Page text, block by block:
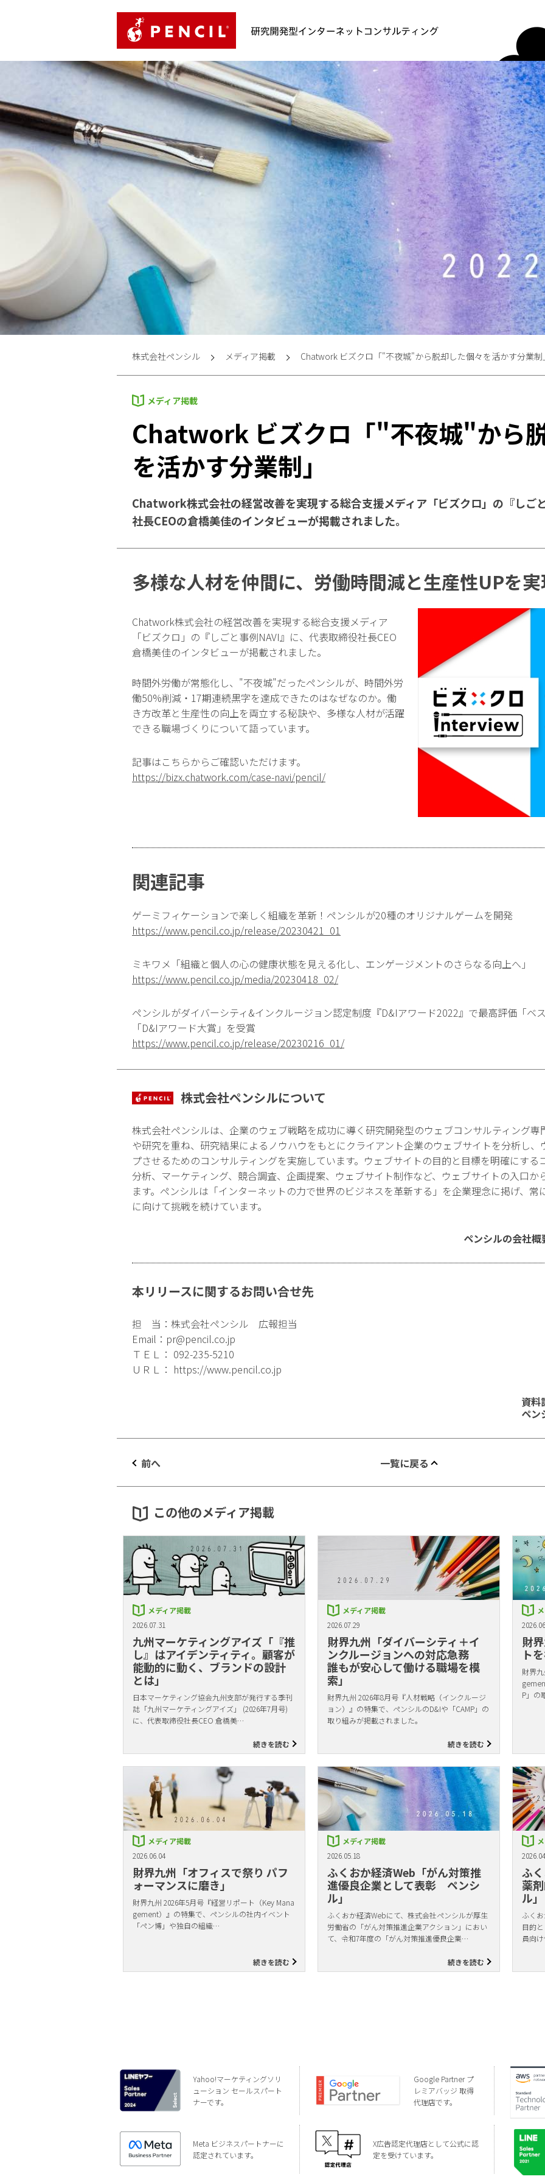
株式会社ペンシル メディア掲載 Chatwork ビズクロ「"不夜城"から脱却した個々を活かす分業制
メディア掲載
Chatwork ビズクロ「"不夜城"から
を活かす分業制」
Chatwork株式会社の経営改善を実現する総合支援メディア「ビズクロ」の『しご
社長CEOの倉橋美佳のインタビューが掲載されました。
多様な人材を仲間に、労働時間減と生産性UPを
Chatwork株式会社の経営改善を実現する総合支援メディア
「ビズクロ」の『しごと事例NAVI』に、代表取締役社長CEO
倉橋美佳のインタビューが掲載されました。
時間外労働が常態化し、"不夜城"だったペンシルが、時間外労
働50%削減・17期連続黒字を達成できたのはなぜなのか。働
き方改革と生産性の向上を両立する秘訣や、多様な人材が活躍
できる職場づくりについて語っています。
記事はこちらからご確認いただけます。
https://bizx.chatwork.com/case-navi/pencil/
関連記事
ゲーミフィケーションで楽しく組織を革新！ペンシルが20種のオリジナルゲームを開発
https://www.pencil.co.jp/release/20230421_01
ミキワメ「組織と個人の心の健康状態を見える化し、エンゲージメントのさらなる向上へ」
https://www.pencil.co.jp/media/20230418_02/
ペンシルがダイバーシティ&インクルージョン認定制度『D&Iアワード2022』で最高評価「ベ
「D&Iアワード大賞」を受賞
https://www.pencil.co.jp/release/20230216_01/
株式会社ペンシルについて
株式会社ペンシルは、企業のウェブ戦略を成功に導く研究開発型のウェブコンサルティング
や研究を重ね、研究結果によるノウハウをもとにクライアント企業のウェブサイトを分析し
プさせるためのコンサルティングを実施しています。ウェブサイトの目的と目標を明確にす
分析、マーケティング、競合調査、企画提案、ウェブサイト制作など、ウェブサイトの入口
ます。ペンシルは「インターネットの力で世界のビジネスを革新する」を企業理念に掲げ、
に向けて挑戦を続けています。
ペンシルの会社
本リリースに関するお問い合せ先
担 当：株式会社ペンシル 広報担当
Email： pr@pencil.co.jp
ＴＥＬ： 092-235-5210
ＵＲＬ： https://www.pencil.co.jp
資料
ペン
前へ 一覧に戻る
この他のメディア掲載
メディア掲載
2026.07.31
九州マーケティングアイズ「『推
し』はアイデンティティ。顧客が
能動的に動く、ブランドの設計
とは」
日本マーケティング協会九州支部が発行する季刊
誌「九州マーケティングアイズ」 (2026年7月号)
に、代表取締役社長CEO 倉橋美…
続きを読む
メディア掲載
2026.07.29
財界九州「ダイバーシティ＋イ
ンクルージョンへの対応急務
誰もが安心して働ける職場を模
索」
財界九州 2026年8月号『人材戦略（インクルージ
ョン）』の特集で、ペンシルのD&Iや「CAMP」の
取り組みが掲載されました。
続きを読む
財
ト
財界
P」の
メディア掲載
2026.06.04
財界九州「オフィスで祭り パフ
ォーマンスに磨き」
財界九州 2026年5月号『経営リポート（Key Mana
gement）』の特集で、ペンシルの社内イベント
「ペン博」や独自の組織…
続きを読む
メディア掲載
2026.05.18
ふくおか経済Web「がん対策推
進優良企業として表彰 ペンシ
ル」
ふくおか経済Webにて、株式会社ペンシルが厚生
労働省の「がん対策推進企業アクション」におい
て、令和7年度の「がん対策推進優良企業…
続きを読む
ふ
薬
ル」
ふく
目的
員向
Yahoo!マーケティングソリ
ューション セールスパート
ナーです。
Google Partner プ
レミアバッジ 取得
代理店です。
Meta ビジネスパートナーに
認定されています。
X広告認定代理店として公式に認
定を受けています。